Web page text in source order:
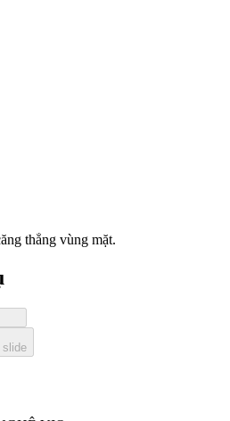
thẳng vùng mặt.
slide